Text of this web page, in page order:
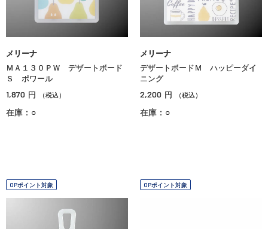
メリーナ
ＭＡ１３０ＰＷ デザートボード
Ｓ ポワール
1,870 円 （税込）
在庫：○
メリーナ
デザートボードＭ ハッピーダイ
ニング
2,200 円 （税込）
在庫：○
OPポイント対象 OPポイント対象